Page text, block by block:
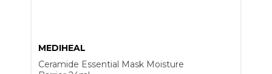
MEDIHEAL
Ceramide Essential Mask Moisture